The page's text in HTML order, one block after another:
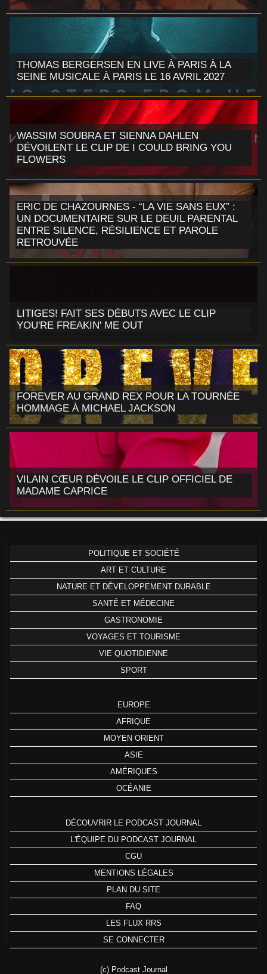
THOMAS BERGERSEN EN LIVE À PARIS À LA
SEINE MUSICALE À PARIS LE 16 AVRIL 2027
WASSIM SOUBRA ET SIENNA DAHLEN
DÉVOILENT LE CLIP DE I COULD BRING YOU
FLOWERS
ERIC DE CHAZOURNES - “LA VIE SANS EUX” :
UN DOCUMENTAIRE SUR LE DEUIL PARENTAL
ENTRE SILENCE, RÉSILIENCE ET PAROLE
RETROUVÉE
LITIGES! FAIT SES DÉBUTS AVEC LE CLIP
YOU'RE FREAKIN' ME OUT
FOREVER AU GRAND REX POUR LA TOURNÉE
HOMMAGE À MICHAEL JACKSON
VILAIN CŒUR DÉVOILE LE CLIP OFFICIEL DE
MADAME CAPRICE
POLITIQUE ET SOCIÉTÉ
ART ET CULTURE
NATURE ET DÉVELOPPEMENT DURABLE
SANTÉ ET MÉDECINE
GASTRONOMIE
VOYAGES ET TOURISME
VIE QUOTIDIENNE
SPORT
EUROPE
AFRIQUE
MOYEN ORIENT
ASIE
AMÉRIQUES
OCÉANIE
DÉCOUVRIR LE PODCAST JOURNAL
L'ÉQUIPE DU PODCAST JOURNAL
CGU
MENTIONS LÉGALES
PLAN DU SITE
FAQ
LES FLUX RRS
SE CONNECTER
(c) Podcast Journal